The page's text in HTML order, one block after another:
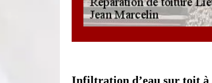
Infiltration d’eau sur toit à